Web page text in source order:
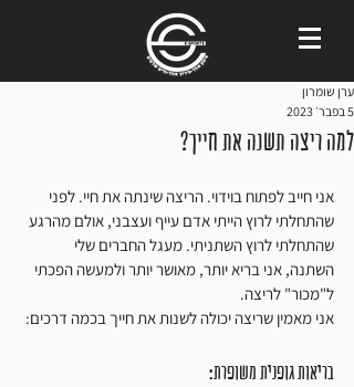
למה ריצה תשנה את חייך?
ערן שומרון
5 בפבר׳ 2023
אני חייב לפתוח בוידוי. הריצה שינתה את חיי. לפני
שהתחלתי לרוץ הייתי אדם עייף ועצבני, אולם מהרגע
שהתחלתי לרוץ השתניתי. מעגל החברים שלי
השתנה, אני בריא יותר, מאושר יותר ולמעשה הפכתי
ל"מכור" לריצה.
אני מאמין שריצה יכולה לשנות את חייך בכמה דרכים:
בריאות גופנית משופרת: